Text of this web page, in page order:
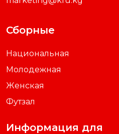
Сборные
Национальная
Молодежная
Женская
Футзал
Информация для